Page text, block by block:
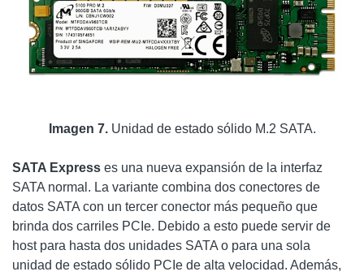
Imagen 7.Unidad de estado sólido M.2 SATA.
SATA Express es una nueva expansión de la interfaz
SATA normal. La variante combina dos conectores de
datos SATA con un tercer conector más pequeño que
brinda dos carriles PCIe. Debido a esto puede servir de
host para hasta dos unidades SATA o para una sola
unidad de estado sólido PCIe de alta velocidad. Además,